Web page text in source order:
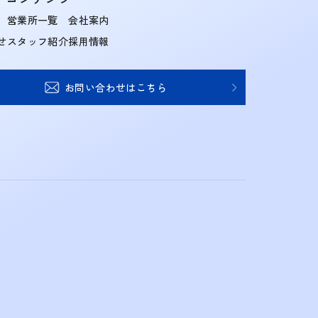
営業所一覧
スタッフ紹介
会社案内
採用情報
お問い合わせはこちら